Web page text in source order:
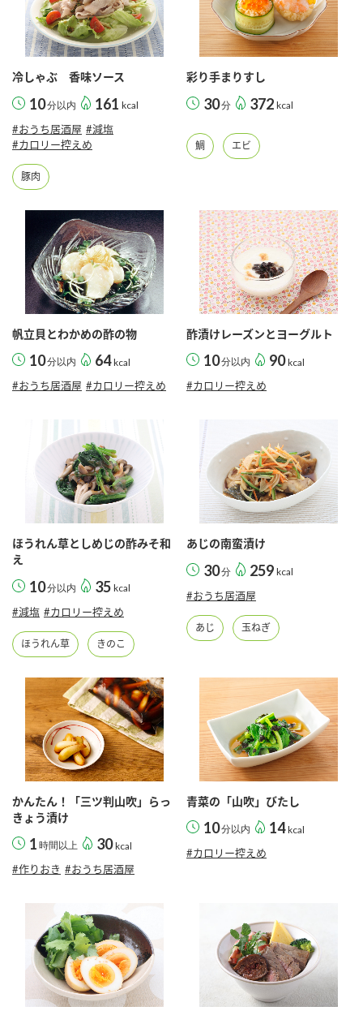
冷しゃぶ 香味ソース
10分以内 161 kcal
#おうち居酒屋 #減塩
#カロリー控えめ
豚肉
彩り手まりすし
30分 372 kcal
鯛 エビ
帆立貝とわかめの酢の物
10分以内 64 kcal
#おうち居酒屋 #カロリー控えめ
酢漬けレーズンとヨーグルト
10分以内 90 kcal
#カロリー控えめ
ほうれん草としめじの酢みそ和
え
10分以内 35 kcal
#減塩 #カロリー控えめ
ほうれん草 きのこ
あじの南蛮漬け
30分 259 kcal
#おうち居酒屋
あじ 玉ねぎ
かんたん！「三ツ判山吹」らっ
きょう漬け
1 時間以上 30 kcal
#作りおき #おうち居酒屋
青菜の「山吹」びたし
10分以内 14 kcal
#カロリー控えめ